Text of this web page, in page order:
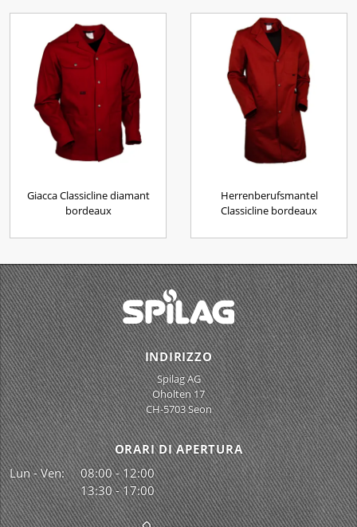
Giacca Classicline diamant
bordeaux
Herrenberufsmantel
Classicline bordeaux
INDIRIZZO
Spilag AG
Oholten 17
CH-5703 Seon
ORARI DI APERTURA
Lun - Ven:
08:00 - 12:00
13:30 - 17:00